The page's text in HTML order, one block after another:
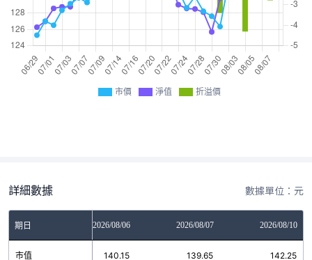
市價 淨值 折溢價
詳細數據 數據單位：元
期日
2026/08/05 2026/08/06 2026/08/07 2026/08/10
市值
141.95 140.15 139.65 142.25